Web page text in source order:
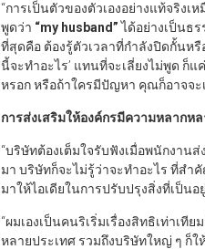
“การเป็นตัวของตัวเองอย่างแท้จริงเ
พูดว่า “my husband”ได้อย่างเป็นธ
ที่สุดคือ ต้องรู้ตัวเวลาที่กำลังปิดกั้นห
นี้จะทำอะไร’ แทนที่จะเลี่ยงไม่พูด ก็แ
หรอก หรือถ้าใครมีปัญหา คุณก็อาจจ
การส่งเสริมให้องค์กรมีความหลาก
“บริษัทต้องเต็มใจรับฟังเมื่อพนักงาน
มา บริษัทก็จะไม่รู้ว่าจะทำอะไร ที่ส
มาให้ไอเดียในการปรับปรุงสิ่งที่เป็นอ
“ผมเองเป็นคนริเริ่มเรื่องสิทธิเท่าเที
หลายประเทศ รวมถึงบริษัทใหญ่ ๆ ก็